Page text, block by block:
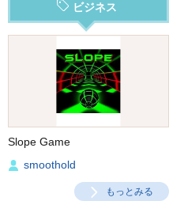
ビジネス
Slope Game
smoothold
もっとみる